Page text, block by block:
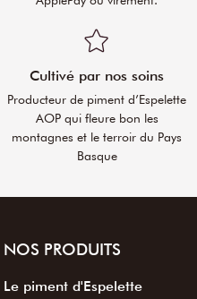
Cultivé par nos soins
Producteur de piment d’Espelette
AOP qui fleure bon les
montagnes et le terroir du Pays
Basque
NOS PRODUITS
Le piment d'Espelette